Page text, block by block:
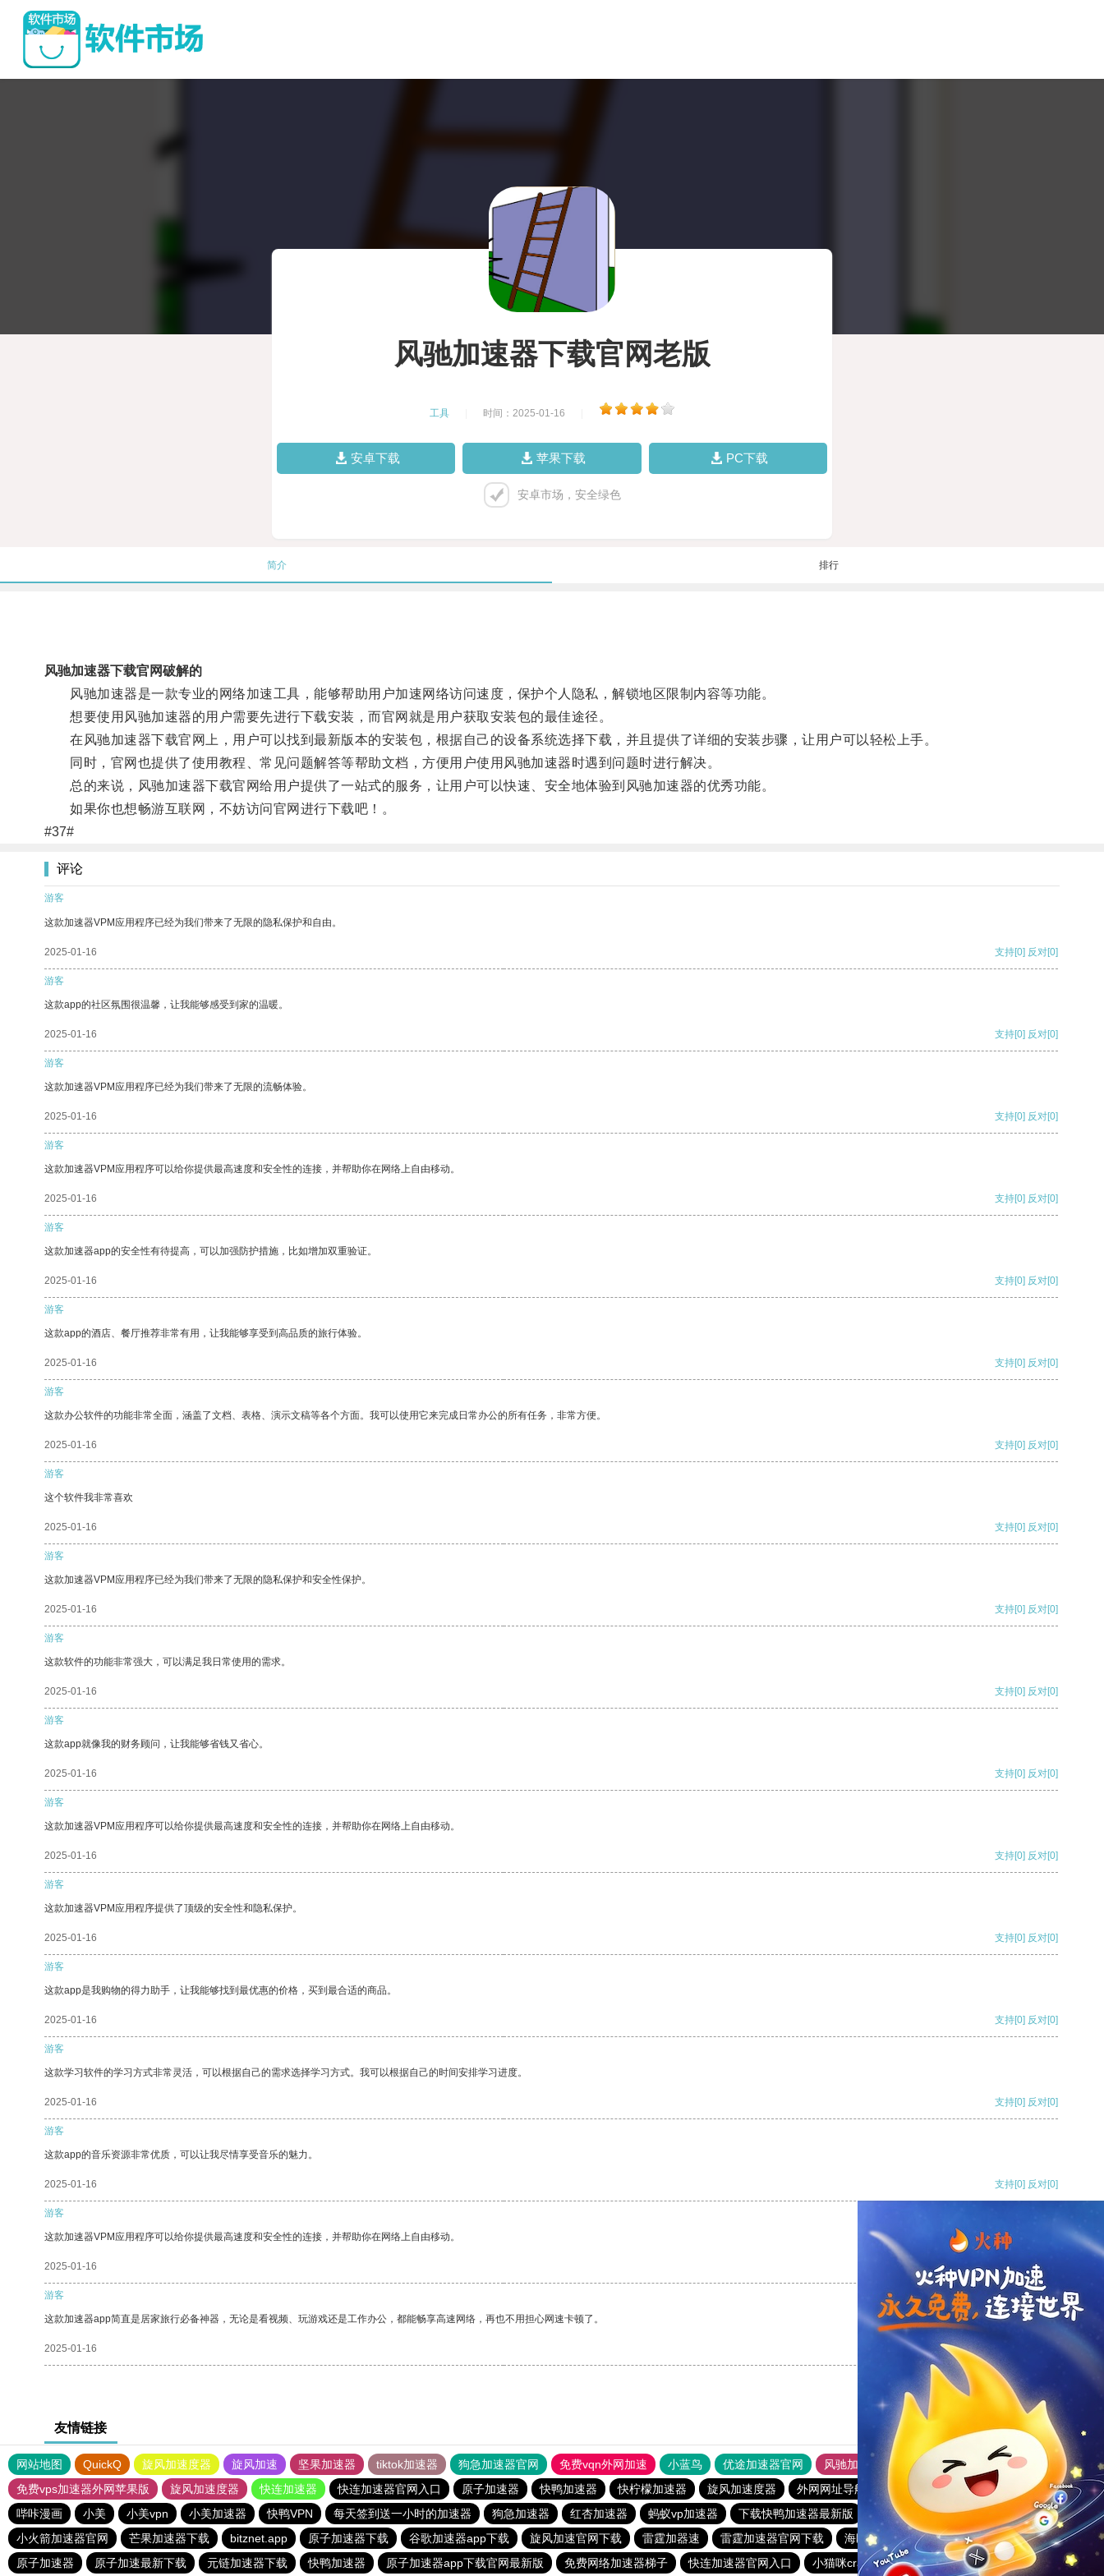
风驰加速器下载官网老版
工具 时间：2025-01-16
安卓下载 苹果下载 PC下载
安卓市场，安全绿色
简介 排行
风驰加速器下载官网破解的
风驰加速器是一款专业的网络加速工具，能够帮助用户加速网络访问速度，保护个人隐私，解锁地区限制内容等功能。
想要使用风驰加速器的用户需要先进行下载安装，而官网就是用户获取安装包的最佳途径。
在风驰加速器下载官网上，用户可以找到最新版本的安装包，根据自己的设备系统选择下载，并且提供了详细的安装步骤，让用户可以轻松上手。
同时，官网也提供了使用教程、常见问题解答等帮助文档，方便用户使用风驰加速器时遇到问题时进行解决。
总的来说，风驰加速器下载官网给用户提供了一站式的服务，让用户可以快速、安全地体验到风驰加速器的优秀功能。
如果你也想畅游互联网，不妨访问官网进行下载吧！。
#37#
评论
游客
这款加速器VPM应用程序已经为我们带来了无限的隐私保护和自由。
2025-01-16 支持[0] 反对[0]
游客
这款app的社区氛围很温馨，让我能够感受到家的温暖。
2025-01-16 支持[0] 反对[0]
游客
这款加速器VPM应用程序已经为我们带来了无限的流畅体验。
2025-01-16 支持[0] 反对[0]
游客
这款加速器VPM应用程序可以给你提供最高速度和安全性的连接，并帮助你在网络上自由移动。
2025-01-16 支持[0] 反对[0]
游客
这款加速器app的安全性有待提高，可以加强防护措施，比如增加双重验证。
2025-01-16 支持[0] 反对[0]
游客
这款app的酒店、餐厅推荐非常有用，让我能够享受到高品质的旅行体验。
2025-01-16 支持[0] 反对[0]
游客
这款办公软件的功能非常全面，涵盖了文档、表格、演示文稿等各个方面。我可以使用它来完成日常办公的所有任务，非常方便。
2025-01-16 支持[0] 反对[0]
游客
这个软件我非常喜欢
2025-01-16 支持[0] 反对[0]
游客
这款加速器VPM应用程序已经为我们带来了无限的隐私保护和安全性保护。
2025-01-16 支持[0] 反对[0]
游客
这款软件的功能非常强大，可以满足我日常使用的需求。
2025-01-16 支持[0] 反对[0]
游客
这款app就像我的财务顾问，让我能够省钱又省心。
2025-01-16 支持[0] 反对[0]
游客
这款加速器VPM应用程序可以给你提供最高速度和安全性的连接，并帮助你在网络上自由移动。
2025-01-16 支持[0] 反对[0]
游客
这款加速器VPM应用程序提供了顶级的安全性和隐私保护。
2025-01-16 支持[0] 反对[0]
游客
这款app是我购物的得力助手，让我能够找到最优惠的价格，买到最合适的商品。
2025-01-16 支持[0] 反对[0]
游客
这款学习软件的学习方式非常灵活，可以根据自己的需求选择学习方式。我可以根据自己的时间安排学习进度。
2025-01-16 支持[0] 反对[0]
游客
这款app的音乐资源非常优质，可以让我尽情享受音乐的魅力。
2025-01-16 支持[0] 反对[0]
游客
这款加速器VPM应用程序可以给你提供最高速度和安全性的连接，并帮助你在网络上自由移动。
2025-01-16 支持 反对
游客
这款加速器app简直是居家旅行必备神器，无论是看视频、玩游戏还是工作办公，都能畅享高速网络，再也不用担心网速卡顿了。
2025-01-16 [0]
友情链接
网站地图 QuickQ 旋风加速度器 旋风加速 坚果加速器 tiktok加速器 狗急加速器官网 免费vqn外网加速 小蓝鸟 优途加速器官网 风驰加速器
旋风加速器
免费vps加速器外网苹果版
旋风加速度器 快连加速器 快连加速器官网入口 原子加速器 快鸭加速器 快柠檬加速器 旋风加速度器 外网网址导航 软件中心 雷霆加速
狂飙加速器
哔咔漫画
小美 小美vpn 小美加速器 快鸭VPN 每天签到送一小时的加速器 狗急加速器 红杏加速器 蚂蚁vp加速器 下载快鸭加速器最新版 火箭加速器手机版
ios加速器
小火箭加速器官网
芒果加速器下载 bitznet.app 原子加速器下载 谷歌加速器app下载 旋风加速官网下载 雷霆加器速 雷霆加速器官网下载 海鸥加速器下载
下载免费使用加速器
原子加速器
原子加速最新下载 元链加速器下载 快鸭加速器 原子加速器app下载官网最新版 免费网络加速器梯子 快连加速器官网入口 小猫咪crash加速器 白鲸加速